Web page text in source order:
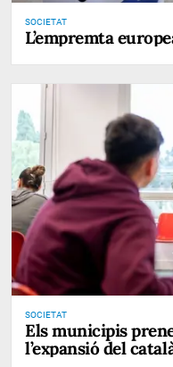
SOCIETAT
L’empremta
SOCIETAT
Els municipis
l’expansió del